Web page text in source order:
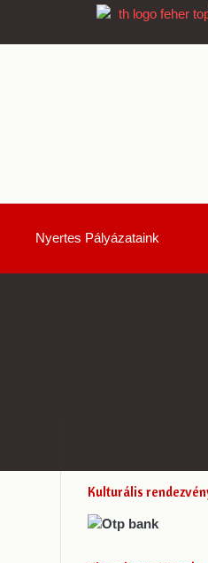
Nyertes Pályázataink
Kulturális